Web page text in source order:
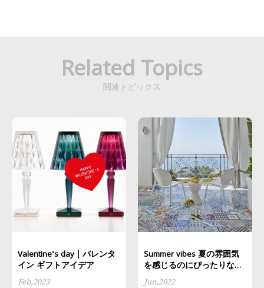
Related Topics
関連トピックス
Valentine's day｜バレンタ
イン ギフトアイデア
Feb,2023
Summer vibes 夏の雰囲気
を感じるのにぴったりなア
イテム5選
Jun,2022